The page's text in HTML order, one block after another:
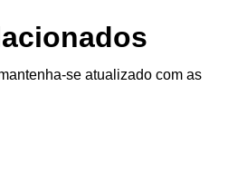
se atualizado com as